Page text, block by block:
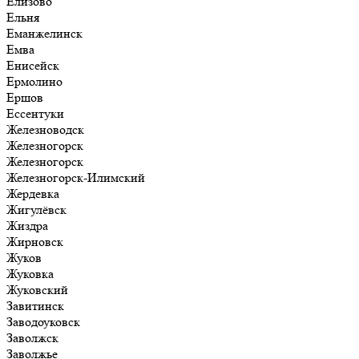
Ельня
Еманжелинск
Емва
Енисейск
Ермолино
Ершов
Ессентуки
Железноводск
Железногорск
Железногорск
Железногорск-Илимский
Жердевка
Жигулёвск
Жиздра
Жирновск
Жуков
Жуковка
Жуковский
Завитинск
Заводоуковск
Заволжск
Заволжье